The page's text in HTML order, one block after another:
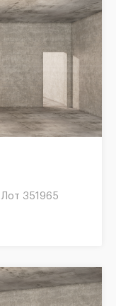
Лот 351965